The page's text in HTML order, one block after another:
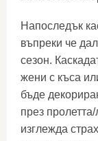
Напоследък
въпреки че
сезон.
жени с къса
бъде
през
изглежда